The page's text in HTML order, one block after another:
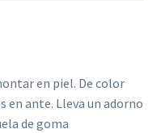
en piel. De color
en ante. Lleva un adorno
de goma